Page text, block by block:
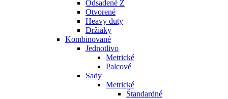
Odsadené Z
Otvorené
Heavy duty
Držiaky
Kombinované
Jednotlivo
Metrické
Palcové
Sady
Metrické
Štandardné